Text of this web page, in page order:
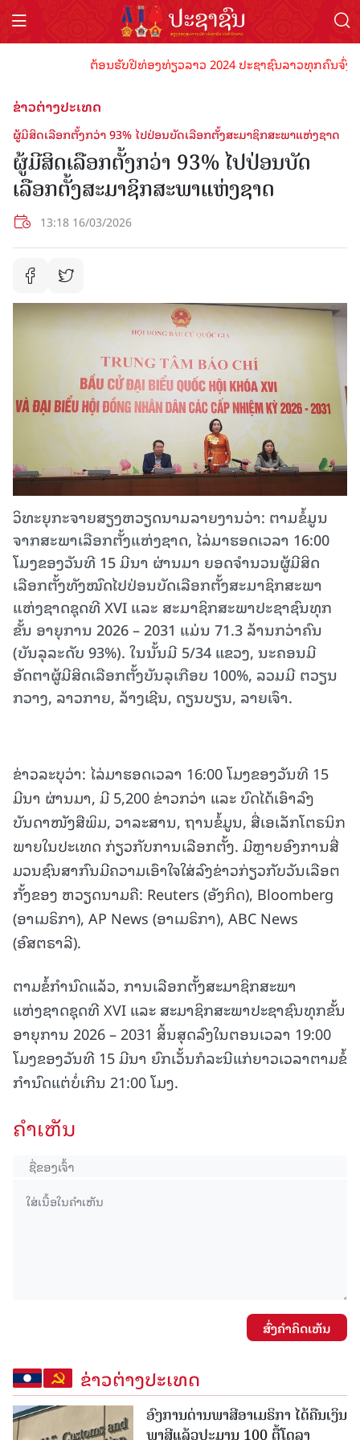
ຕ້ອນຮັບປີທ່ອງທ່ຽວລາວ 2024 ປະຊາຊົນລາວທຸກຄົນຈົ່ງ
ຂ່າວຕ່າງປະເທດ
ຜູ້​ມີ​ສິດ​ເລືອກ​ຕັ້ງ​ກວ່າ 93% ໄປ​ປ່ອນ​ບັດ​ເລືອກ​ຕັ້ງ​ສະ​ມາ​ຊິກ​ສະ​ພາ​ແຫ່ງ​ຊາດ
ຜູ້​ມີ​ສິດ​ເລືອກ​ຕັ້ງ​ກວ່າ 93% ໄປ​ປ່ອນ​ບັດ​
ເລືອກ​ຕັ້ງ​ສະ​ມາ​ຊິກ​ສະ​ພາ​ແຫ່ງ​ຊາດ
13:18 16/03/2026
ວິທະຍຸກະຈາຍສຽງຫວຽດນາມລາຍງານວ່າ: ຕາມຂໍ້ມູນ
ຈາກສະພາເລືອກຕັ້ງແຫ່ງຊາດ, ໄລ່ມາຮອດເວລາ 16:00
ໂມງຂອງວັນທີ 15 ມີນາ ຜ່ານມາ ຍອດຈຳນວນຜູ້ມີສິດ
ເລືອກຕັ້ງທັງໝົດໄປປ່ອນບັດເລືອກຕັ້ງສະມາຊິກສະພາ
ແຫ່ງຊາດຊຸດທີ XVI ແລະ ສະມາຊິກສະພາປະຊາຊົນທຸກ
ຂັ້ນ ອາຍຸການ 2026 – 2031 ແມ່ນ 71.3 ລ້ານກວ່າຄົນ
(ບັນລຸລະດັບ 93%). ໃນນັ້ນມີ 5/34 ແຂວງ, ນະຄອນມີ
ອັດຕາຜູ້ມີສິດເລືອກຕັ້ງບັນລຸເກືອບ 100%, ລວມມີ ຕວຽນ
ກວາງ, ລາວກາຍ, ລ້າງເຊີນ, ດຽນບຽນ, ລາຍເຈົາ.
ຂ່າວລະບຸວ່າ: ໄລ່ມາຮອດເວລາ 16:00 ໂມງຂອງວັນທີ 15
ມີນາ ຜ່ານມາ, ມີ 5,200 ຂ່າວກວ່າ ແລະ ບົດໄດ້ເອົາລົງ
ບັນດາໜັງສືພິມ, ວາລະສານ, ຖານຂໍ້ມູນ, ສື່ເອເລັກໂຕຣນິກ
ພາຍໃນປະເທດ ກ່ຽວກັບການເລືອກຕັ້ງ. ມີຫຼາຍອົງການສື່
ມວນຊົນສາກົນມີຄວາມເອົາໃຈໃສ່ລົງຂ່າວກ່ຽວກັບວັນເລືອຕ
ກັ້ງຂອງ ຫວຽດນາມຄື: Reuters (ອັງກິດ), Bloomberg
(ອາເມຣິກາ), AP News (ອາເມຣິກາ), ABC News
(ອົສຕຣາລີ).
ຕາມຂໍ້ກຳນົດແລ້ວ, ການເລືອກຕັ້ງສະມາຊິກສະພາ
ແຫ່ງຊາດຊຸດທີ XVI ແລະ ສະມາຊິກສະພາປະຊາຊົນທຸກຂັ້ນ
ອາຍຸການ 2026 – 2031 ສິ້ນສຸດລົງໃນຕອນເວລາ 19:00
ໂມງຂອງວັນທີ 15 ມີນາ ຍົກເວັ້ນກໍລະນີແກ່ຍາວເວລາຕາມຂໍ້
ກຳນົດແຕ່ບໍ່ເກີນ 21:00 ໂມງ.
ຄໍາເຫັນ
ສົ່ງຄໍາຄິດເຫັນ
ຂ່າວຕ່າງປະເທດ
ອົງການດ່ານພາສີອາເມຣິກາ ໄດ້ຄືນເງິນ